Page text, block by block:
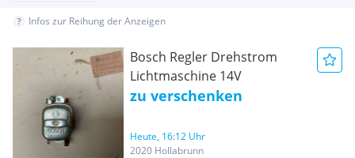
Infos zur Reihung der Anzeigen
Bosch Regler Drehstrom
Lichtmaschine 14V
zu verschenken
Heute, 16:12 Uhr
2020 Hollabrunn